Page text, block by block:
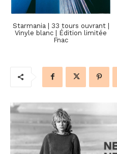
Starmania | 33 tours ouvrant |
Vinyle blanc | Édition limitée
Fnac